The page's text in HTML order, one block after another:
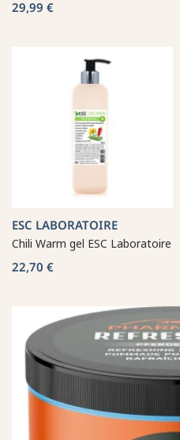
29,99 €
ESC LABORATOIRE
Chili Warm gel ESC Laboratoire
22,70 €